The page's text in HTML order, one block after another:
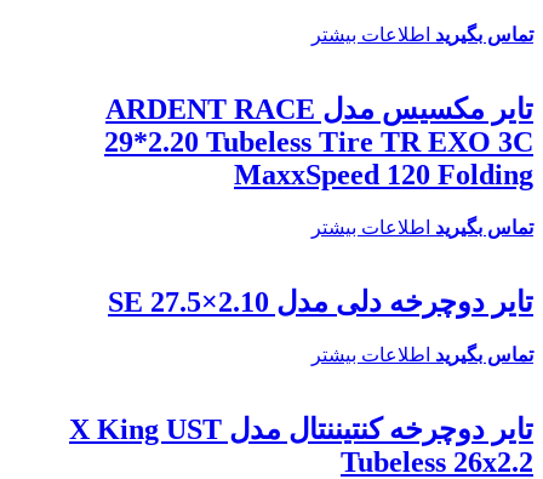
تماس بگیرید اطلاعات بیشتر
تایر مکسیس مدل ARDENT RACE
29*2.20 Tubeless Tire TR EXO 3C
MaxxSpeed 120 Folding
تماس بگیرید اطلاعات بیشتر
تایر دوچرخه دلی مدل SE 27.5×2.10
تماس بگیرید اطلاعات بیشتر
تایر دوچرخه کنتیننتال مدل X King UST
Tubeless 26x2.2